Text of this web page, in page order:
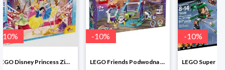
-10 % -10 -10 %